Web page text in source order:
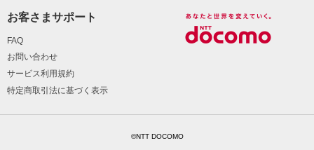
お客さまサポート
FAQ
お問い合わせ
サービス利用規約
特定商取引法に基づく表示
©NTT DOCOMO